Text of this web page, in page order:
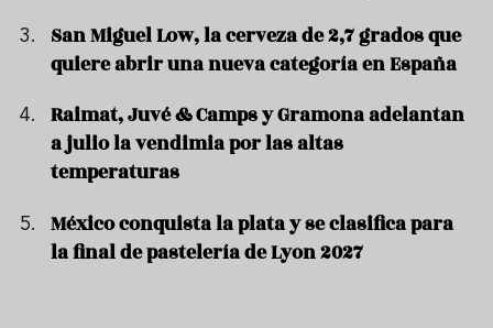
San Miguel Low, la cerveza de 2,7 grados que
quiere abrir una nueva categoría en España
Raimat, Juvé & Camps y Gramona adelantan
a julio la vendimia por las altas
temperaturas
México conquista la plata y se clasifica para
la final de pastelería de Lyon 2027